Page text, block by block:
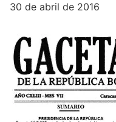
30 de abril de 2016